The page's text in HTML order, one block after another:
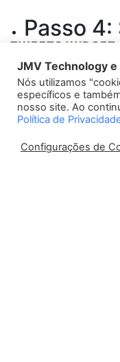
Passo 4:
opção
No canto inferior
algumas opções,
na opção “Ao
vivo.
TWEETS WIDGET
Please installoAuth
JMV Technology
Nós utilizamos
específicos e
nosso site. Ao
Política de
Configurações de